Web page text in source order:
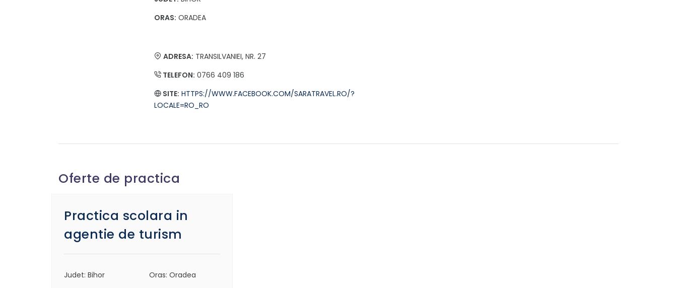
ORAS: ORADEA
ADRESA: TRANSILVANIEI, NR. 27
TELEFON: 0766 409 186
SITE: HTTPS://WWW.FACEBOOK.COM/SARATRAVEL.RO/?
LOCALE=RO_RO
Oferte de practica
Practica scolara in
agentie de turism
Judet: Bihor
Oras: Oradea